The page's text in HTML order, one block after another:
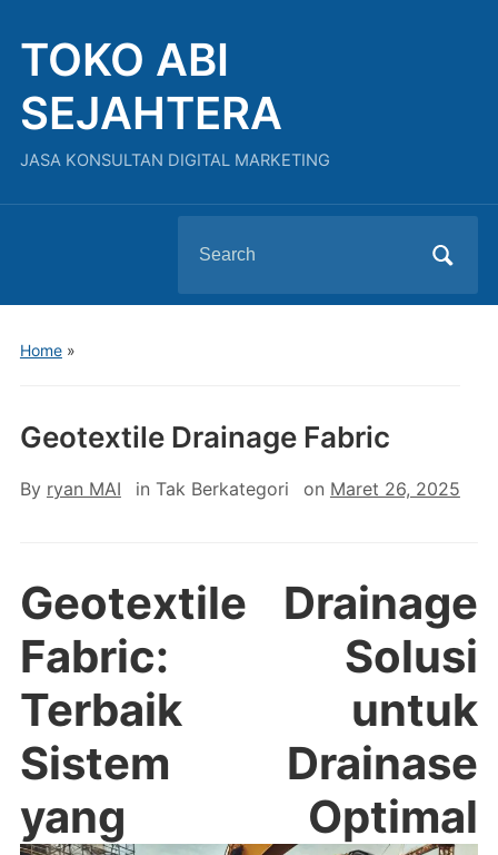
TOKO ABI
SEJAHTERA
JASA KONSULTAN DIGITAL MARKETING
for:
Home»
Geotextile Drainage Fabric
By ryan MAI in Tak Berkategori on Maret 26, 2025
Geotextile Drainage
Fabric: Solusi
Terbaik untuk
Sistem Drainase
yang Optimal